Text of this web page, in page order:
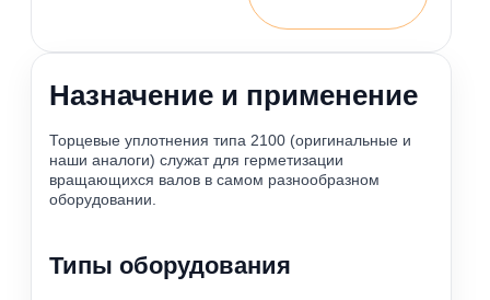
Назначение и применение
Торцевые уплотнения типа 2100 (оригинальные и
наши аналоги) служат для герметизации
вращающихся валов в самом разнообразном
оборудовании.
Типы оборудования